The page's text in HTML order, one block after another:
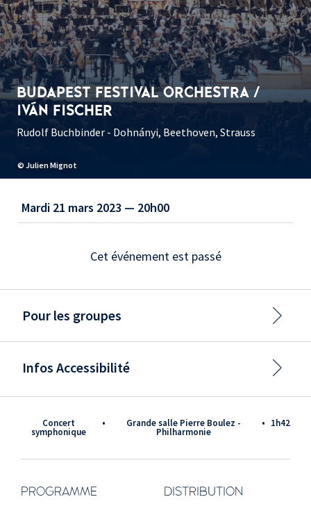
© Julien Mignot
BUDAPEST FESTIVAL ORCHESTRA /
IVÁN FISCHER
Rudolf Buchbinder - Dohnányi, Beethoven, Strauss
Concert
symphonique
• Grande salle Pierre Boulez -
Philharmonie
• 1h42
PROGRAMME DISTRIBUTION
Mardi 21 mars 2023 — 20h00
Cet événement est passé
Pour les groupes
Infos Accessibilité